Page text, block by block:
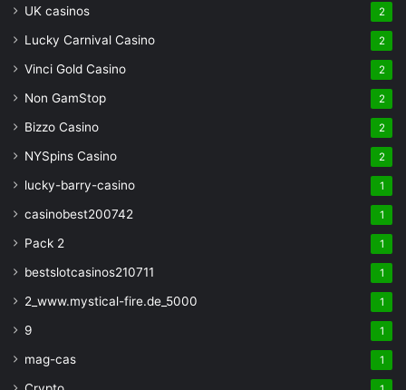
UK casinos 2
Lucky Carnival Casino 2
Vinci Gold Casino 2
Non GamStop 2
Bizzo Casino 2
NYSpins Casino 2
lucky-barry-casino 1
casinobest200742 1
Pack 2 1
bestslotcasinos210711 1
2_www.mystical-fire.de_5000 1
9 1
mag-cas 1